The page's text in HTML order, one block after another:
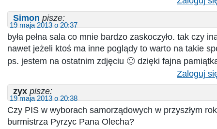
Simon pisze:
19 maja 2013 o 20:37
była pełna sala co mnie bardzo zaskoczyło. tak czy
nawet jeżeli ktoś ma inne poglądy to warto na takie
ps. jestem na ostatnim zdjęciu 🙂 dzięki fajna
Zaloguj
zyx pisze:
19 maja 2013 o 20:38
Czy PIS w wyborach samorządowych w przyszłym
burmistrza Pyrzyc Pana Olecha?